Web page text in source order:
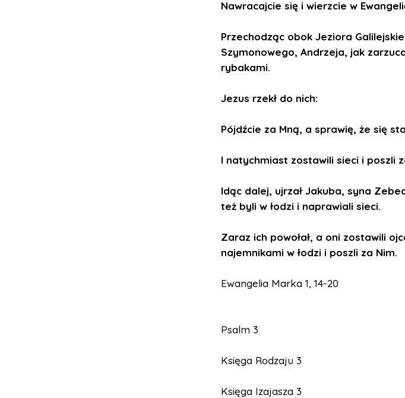
Nawracajcie się i wierzcie w
Przechodząc obok Jeziora
Szymonowego, Andrzeja, jak
rybakami.
Jezus rzekł do nich:
Pójdźcie za Mną, a sprawię, że się
I natychmiast zostawili sieci i poszli
Idąc dalej, ujrzał Jakuba, syna
też byli w łodzi i naprawiali sieci.
Zaraz ich powołał, a oni zostawili
najemnikami w łodzi i poszli za Nim.
Ewangelia Marka 1, 14-20
Psalm 3
Księga Rodzaju 3
Księga Izajasza 3